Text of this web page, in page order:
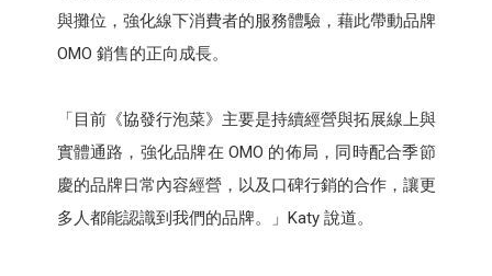
與攤位，強化線下消費者的服務體驗，藉此帶動品牌
OMO 銷售的正向成長。
「目前《協發行泡菜》主要是持續經營與拓展線上與
實體通路，強化品牌在 OMO 的佈局，同時配合季節
慶的品牌日常內容經營，以及口碑行銷的合作，讓更
多人都能認識到我們的品牌。」Katy 說道。